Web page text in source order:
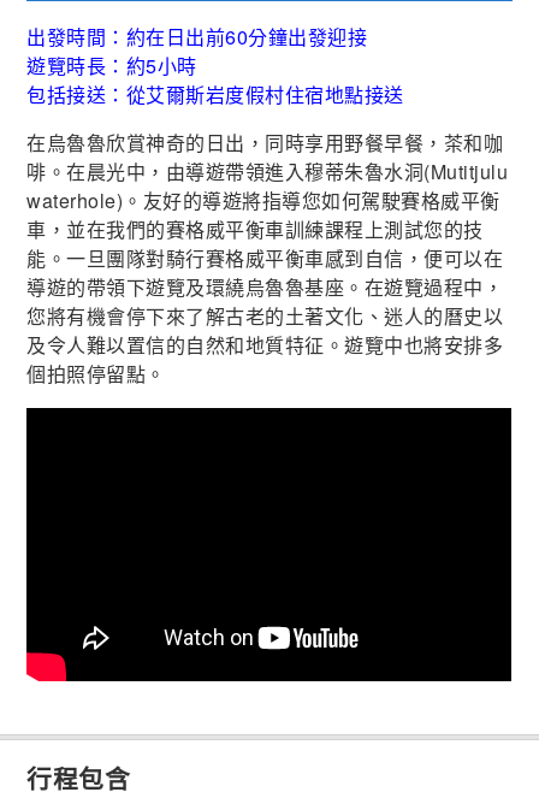
出發時間：約在日出前60分鐘出發迎接
遊覽時長：約5小時
包括接送：從艾爾斯岩度假村住宿地點接送
在烏魯魯欣賞神奇的日出，同時享用野餐早餐，茶和咖
啡。在晨光中，由導遊帶領進入穆蒂朱魯水洞(Mutitjulu
waterhole)。友好的導遊將指導您如何駕駛賽格威平衡
車，並在我們的賽格威平衡車訓練課程上測試您的技
能。一旦團隊對騎行賽格威平衡車感到自信，便可以在
導遊的帶領下遊覽及環繞烏魯魯基座。在遊覽過程中，
您將有機會停下來了解古老的土著文化、迷人的曆史以
及令人難以置信的自然和地質特征。遊覽中也將安排多
個拍照停留點。
行程包含